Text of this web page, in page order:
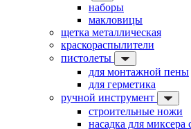
наборы
макловицы
щетка металлическая
краскораспылители
пистолеты
для монтажной пены
для герметика
ручной инструмент
строительные ножи
насадка для миксера